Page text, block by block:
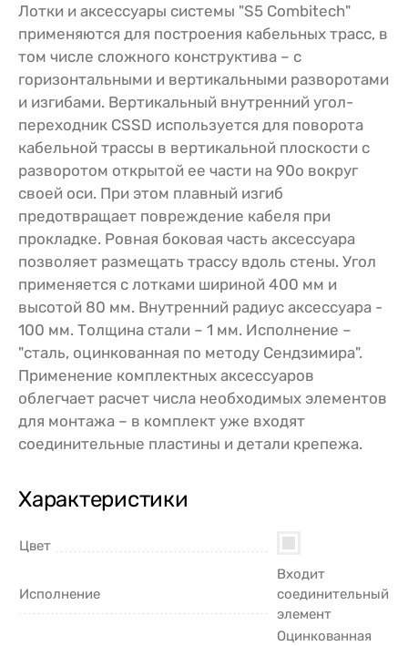
Лотки и аксессуары системы "S5 Combitech"
применяются для построения кабельных трасс, в
том числе сложного конструктива – с
горизонтальными и вертикальными разворотами
и изгибами. Вертикальный внутренний угол-
переходник CSSD используется для поворота
кабельной трассы в вертикальной плоскости с
разворотом открытой ее части на 90о вокруг
своей оси. При этом плавный изгиб
предотвращает повреждение кабеля при
прокладке. Ровная боковая часть аксессуара
позволяет размещать трассу вдоль стены. Угол
применяется с лотками шириной 400 мм и
высотой 80 мм. Внутренний радиус аксессуара -
100 мм. Толщина стали – 1 мм. Исполнение –
"сталь, оцинкованная по методу Сендзимира".
Применение комплектных аксессуаров
облегчает расчет числа необходимых элементов
для монтажа – в комплект уже входят
соединительные пластины и детали крепежа.
Характеристики
Цвет
Исполнение
Входит
соединительный
элемент
Оцинкованная